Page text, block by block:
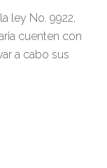
ley No. 9922,
cuenten con
a cabo sus